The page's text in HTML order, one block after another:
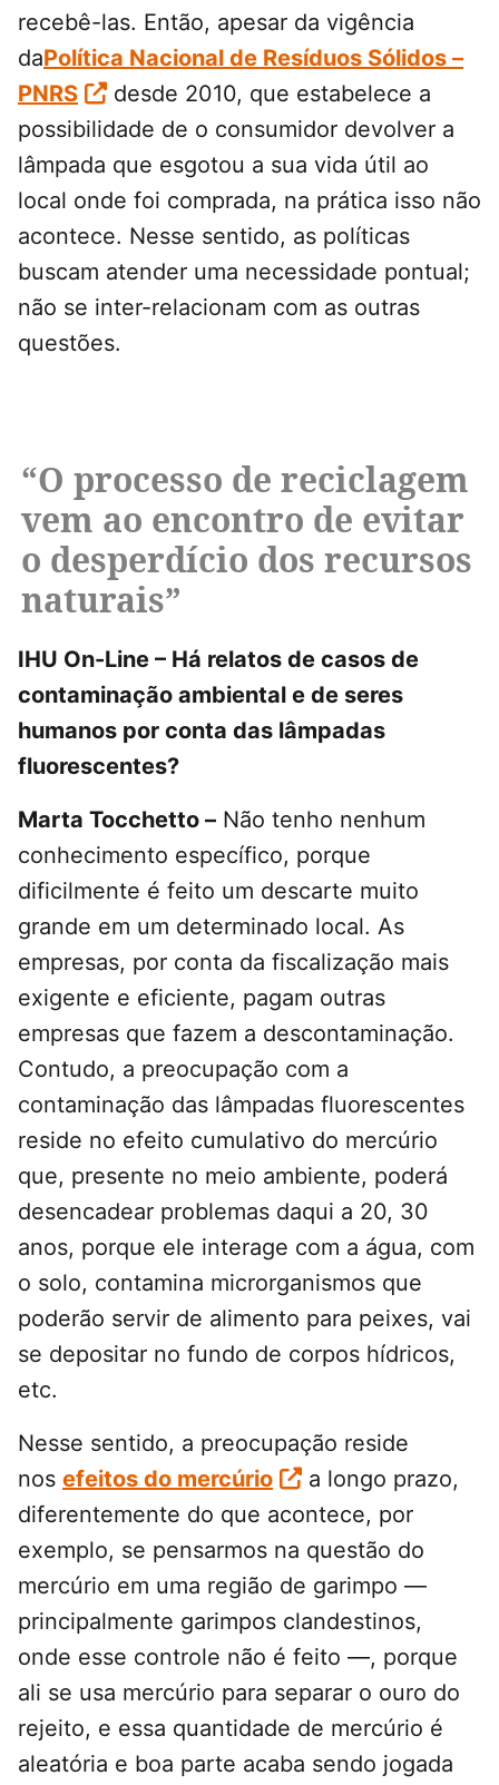
recebê-las. Então, apesar da vigência
daPolítica Nacional de Resíduos Sólidos –
PNRS
desde 2010, que estabelece a
possibilidade de o consumidor devolver a
lâmpada que esgotou a sua vida útil ao
local onde foi comprada, na prática isso não
acontece. Nesse sentido, as políticas
buscam atender uma necessidade pontual;
não se inter-relacionam com as outras
questões.
“O processo de reciclagem
vem ao encontro de evitar
o desperdício dos recursos
naturais”
IHU On-Line – Há relatos de casos de
contaminação ambiental e de seres
humanos por conta das lâmpadas
fluorescentes?
Marta Tocchetto – Não tenho nenhum
conhecimento específico, porque
dificilmente é feito um descarte muito
grande em um determinado local. As
empresas, por conta da fiscalização mais
exigente e eficiente, pagam outras
empresas que fazem a descontaminação.
Contudo, a preocupação com a
contaminação das lâmpadas fluorescentes
reside no efeito cumulativo do mercúrio
que, presente no meio ambiente, poderá
desencadear problemas daqui a 20, 30
anos, porque ele interage com a água, com
o solo, contamina microrganismos que
poderão servir de alimento para peixes, vai
se depositar no fundo de corpos hídricos,
etc.
Nesse sentido, a preocupação reside
nos efeitos do mercúrio
a longo prazo,
diferentemente do que acontece, por
exemplo, se pensarmos na questão do
mercúrio em uma região de garimpo —
principalmente garimpos clandestinos,
onde esse controle não é feito —, porque
ali se usa mercúrio para separar o ouro do
rejeito, e essa quantidade de mercúrio é
aleatória e boa parte acaba sendo jogada